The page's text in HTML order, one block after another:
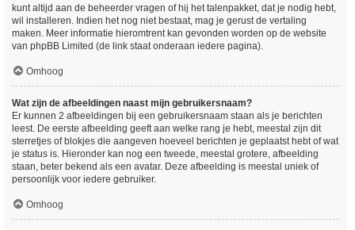
kunt altijd aan de beheerder vragen of hij het talenpakket, dat je nodig hebt,
wil installeren. Indien het nog niet bestaat, mag je gerust de vertaling
maken. Meer informatie hieromtrent kan gevonden worden op de website
van phpBB Limited (de link staat onderaan iedere pagina).
Omhoog
Wat zijn de afbeeldingen naast mijn gebruikersnaam?
Er kunnen 2 afbeeldingen bij een gebruikersnaam staan als je berichten
leest. De eerste afbeelding geeft aan welke rang je hebt, meestal zijn dit
sterretjes of blokjes die aangeven hoeveel berichten je geplaatst hebt of wat
je status is. Hieronder kan nog een tweede, meestal grotere, afbeelding
staan, beter bekend als een avatar. Deze afbeelding is meestal uniek of
persoonlijk voor iedere gebruiker.
Omhoog